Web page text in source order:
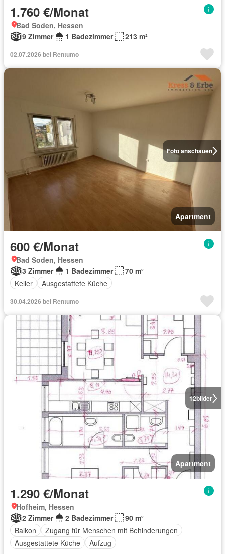
1.760 €/Monat
Bad Soden, Hessen
9 Zimmer
1 Badezimmer 213 m²
02.07.2026 bei Rentumo
Foto anschauen
Apartment
600 €/Monat
Bad Soden, Hessen
3 Zimmer
1 Badezimmer
70 m²
Keller
Ausgestattete Küche
30.04.2026 bei Rentumo
12bilder
Apartment
1.290 €/Monat
Hofheim, Hessen
2 Zimmer
2 Badezimmer
90 m²
Balkon
Zugang für Menschen mit Behinderungen
Ausgestattete Küche
Aufzug